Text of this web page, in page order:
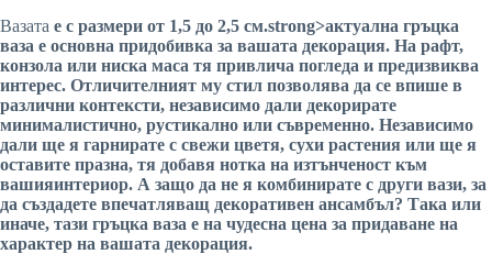
Вазата е с размери от 1,5 до 2,5 см.strong>актуална гръцка
ваза е основна придобивка за вашата декорация. На рафт,
конзола или ниска маса тя привлича погледа и предизвиква
интерес. Отличителният му стил позволява да се впише в
различни контексти, независимо дали декорирате
минималистично, рустикално или съвременно. Независимо
дали ще я гарнирате с свежи цветя, сухи растения или ще я
оставите празна, тя добавя нотка на изтънченост към
вашияинтериор. А защо да не я комбинирате с други вази, за
да създадете впечатляващ декоративен ансамбъл? Така или
иначе, тази гръцка ваза е на чудесна цена за придаване на
характер на вашата декорация.